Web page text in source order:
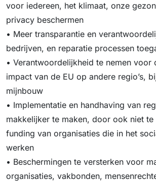
voor iedereen, het klimaat, onze
privacy beschermen
• Meer transparantie en
bedrijven, en reparatie processen
• Verantwoordelijkheid te nemen voor
impact van de EU op andere regio’s,
mijnbouw
• Implementatie en handhaving van
makkelijker te maken, door ook niet te
funding van organisaties die in het
werken
• Beschermingen te versterken voor
organisaties, vakbonden,